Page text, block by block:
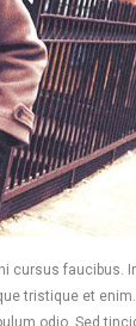
cursus
tristique et
odio. Sed